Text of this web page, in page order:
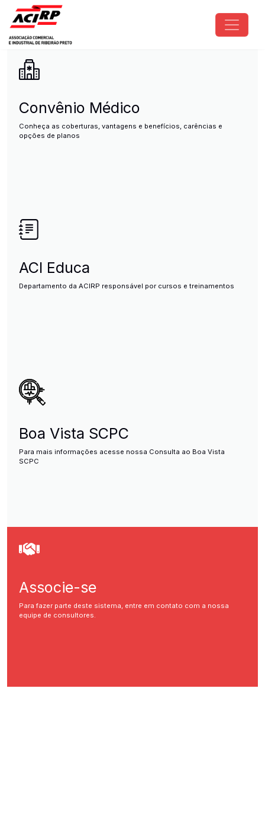
Pular para o conteúdo principal
ACIRP - Associação Comercial
Convênio Médico
Conheça as coberturas, vantagens e benefícios, carências e
opções de planos
ACI Educa
Departamento da ACIRP responsável por cursos e treinamentos
Boa Vista SCPC
Para mais informações acesse nossa Consulta ao Boa Vista
SCPC
Associe-se
Para fazer parte deste sistema, entre em contato com a nossa
equipe de consultores.